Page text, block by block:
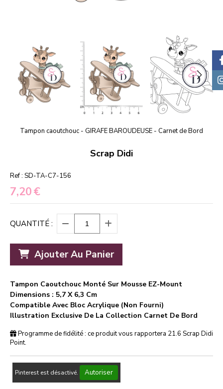
Tampon caoutchouc - GIRAFE BAROUDEUSE - Carnet de Bord
Scrap Didi
Ref : SD-TA-C7-156
7,20€
QUANTITÉ :
Ajouter Au Panier
Tampon Caoutchouc Monté Sur Mousse EZ-Mount
Dimensions : 5,7 X 6,3 Cm
Compatible Avec Bloc Acrylique (non Fourni)
Illustration Exclusive De La Collection Carnet De Bord
Programme de fidélité : ce produit vous rapportera 21.6 Scrap Didi
Point.
Pinterest est désactivé. Autoriser